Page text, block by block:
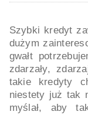
Szybki kredyt
dużym
gwałt
zdarzały,
takie kredyty
niestety już tak
myślał, aby